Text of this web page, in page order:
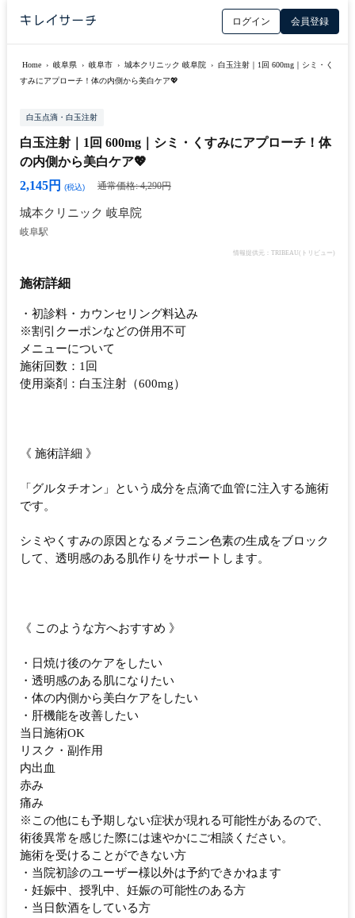
ログイン 会員登録
Home › 岐阜県 › 岐阜市 › 城本クリニック 岐阜院 › 白玉注射｜1回 600mg｜シミ・く
すみにアプローチ！体の内側から美白ケア💖
白玉点滴・白玉注射
白玉注射｜1回 600mg｜シミ・くすみにアプローチ！体
の内側から美白ケア💖
2,145円
(税込) 通常価格: 4,290円
城本クリニック 岐阜院
岐阜駅
情報提供元：TRIBEAU(トリビュー)
施術詳細
・初診料・カウンセリング料込み
※割引クーポンなどの併用不可
メニューについて
施術回数：1回
使用薬剤：白玉注射（600mg）
《 施術詳細 》
「グルタチオン」という成分を点滴で血管に注入する施術
です。
シミやくすみの原因となるメラニン色素の生成をブロック
して、透明感のある肌作りをサポートします。
《 このような方へおすすめ 》
・日焼け後のケアをしたい
・透明感のある肌になりたい
・体の内側から美白ケアをしたい
・肝機能を改善したい
当日施術OK
リスク・副作用
内出血
赤み
痛み
※この他にも予期しない症状が現れる可能性があるので、
術後異常を感じた際には速やかにご相談ください。
施術を受けることができない方
・当院初診のユーザー様以外は予約できかねます
・妊娠中、授乳中、妊娠の可能性のある方
・当日飲酒をしている方